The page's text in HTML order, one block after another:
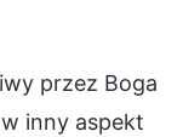
przez Boga
inny aspekt